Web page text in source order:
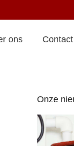
ons Contact
Onze